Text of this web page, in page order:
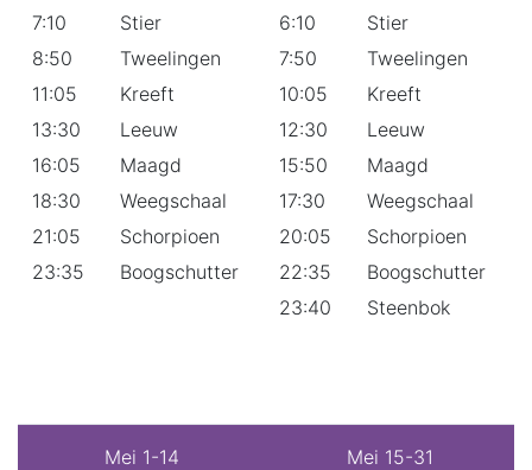
7:10
8:50
11:05
13:30
16:05
18:30
21:05
23:35
Stier
Tweelingen
Kreeft
Leeuw
Maagd
Weegschaal
Schorpioen
Boogschutter
6:10
7:50
10:05
12:30
15:50
17:30
20:05
22:35
23:40
Stier
Tweelingen
Kreeft
Leeuw
Maagd
Weegschaal
Schorpioen
Boogschutter
Steenbok
Mei 1-14 Mei 15-31